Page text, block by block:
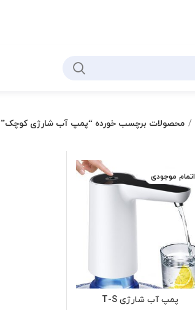
محصولات برچسب خورده “پمپ آب شارژی کوچک”
اتمام موجودی
پمپ آب شارژی T-S